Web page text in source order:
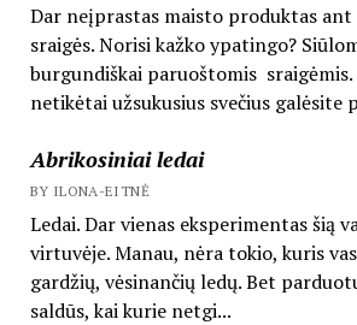
Dar neįprastas maisto produktas
sraigės. Norisi kažko ypatingo?
burgundiškai paruoštomis
netikėtai užsukusius svečius galėsite
Abrikosiniai ledai
BY ILONA-EITNĖ
Ledai. Dar vienas eksperimentas šią
virtuvėje. Manau, nėra tokio, kuris
gardžių, vėsinančių ledų. Bet
saldūs, kai kurie netgi...